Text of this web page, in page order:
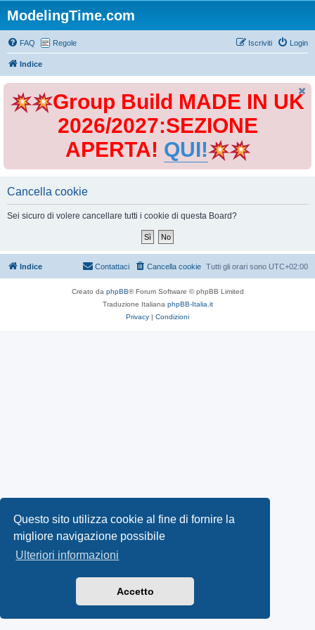
Questo sito utilizza cookie al fine di fornire la
migliore navigazione possibile
Ulteriori informazioni
Accetto
ModelingTime.com
FAQ Regole Login
Iscriviti
Indice
Group Build MADE IN UK
2026/2027:SEZIONE
APERTA! QUI!
Cancella cookie
Sei sicuro di volere cancellare tutti i cookie di questa Board?
Indice Tutti gli orari sono UTC+02:00
Cancella cookie
Contattaci
Creato da phpBB® Forum Software © phpBB Limited
Traduzione Italiana phpBB-Italia.it
Privacy | Condizioni